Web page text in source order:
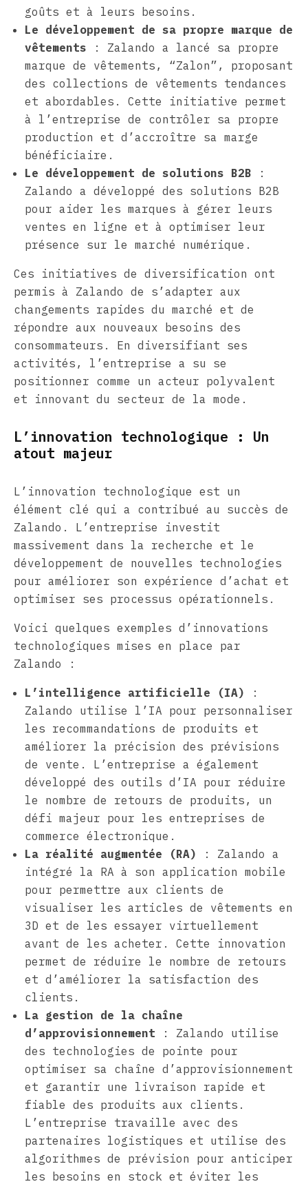
goûts et à leurs besoins.
Le développement de sa propre marque de
vêtements : Zalando a lancé sa propre
marque de vêtements, “Zalon”, proposant
des collections de vêtements tendances
et abordables. Cette initiative permet
à l’entreprise de contrôler sa propre
production et d’accroître sa marge
bénéficiaire.
Le développement de solutions B2B :
Zalando a développé des solutions B2B
pour aider les marques à gérer leurs
ventes en ligne et à optimiser leur
présence sur le marché numérique.
Ces initiatives de diversification ont
permis à Zalando de s’adapter aux
changements rapides du marché et de
répondre aux nouveaux besoins des
consommateurs. En diversifiant ses
activités, l’entreprise a su se
positionner comme un acteur polyvalent
et innovant du secteur de la mode.
L’innovation technologique : Un
atout majeur
L’innovation technologique est un
élément clé qui a contribué au succès de
Zalando. L’entreprise investit
massivement dans la recherche et le
développement de nouvelles technologies
pour améliorer son expérience d’achat et
optimiser ses processus opérationnels.
Voici quelques exemples d’innovations
technologiques mises en place par
Zalando :
L’intelligence artificielle (IA) :
Zalando utilise l’IA pour personnaliser
les recommandations de produits et
améliorer la précision des prévisions
de vente. L’entreprise a également
développé des outils d’IA pour réduire
le nombre de retours de produits, un
défi majeur pour les entreprises de
commerce électronique.
La réalité augmentée (RA) : Zalando a
intégré la RA à son application mobile
pour permettre aux clients de
visualiser les articles de vêtements en
3D et de les essayer virtuellement
avant de les acheter. Cette innovation
permet de réduire le nombre de retours
et d’améliorer la satisfaction des
clients.
La gestion de la chaîne
d’approvisionnement : Zalando utilise
des technologies de pointe pour
optimiser sa chaîne d’approvisionnement
et garantir une livraison rapide et
fiable des produits aux clients.
L’entreprise travaille avec des
partenaires logistiques et utilise des
algorithmes de prévision pour anticiper
les besoins en stock et éviter les